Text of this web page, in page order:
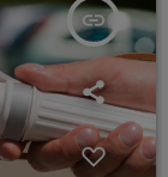
insert_link